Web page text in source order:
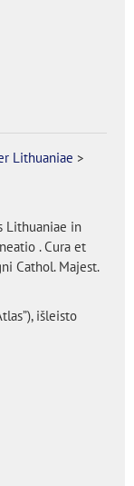
Lithuaniae >
Lithuaniae in
. Cura et
Cathol. Majest.
išleisto